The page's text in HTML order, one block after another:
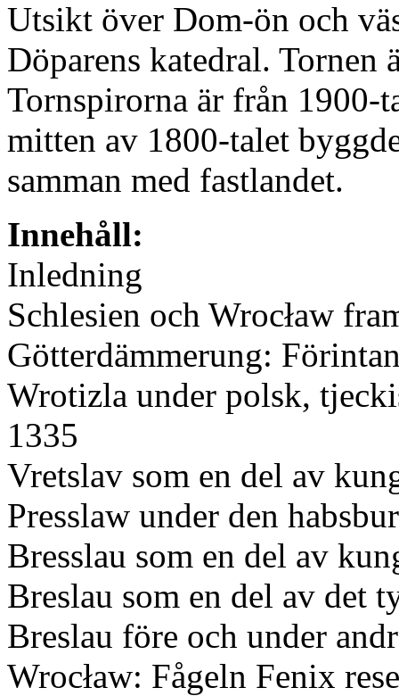
Utsikt över Dom-ön och
Döparens katedral. Tornen
Tornspirorna är från 1900-
mitten av 1800-talet
samman med fastlandet.
Innehåll:
Inledning
Schlesien och Wrocław
Götterdämmerung:
Wrotizla under polsk,
1335
Vretslav som en del av
Presslaw under den
Bresslau som en del av
Breslau som en del av det
Breslau före och under
Wrocław: Fågeln Fenix